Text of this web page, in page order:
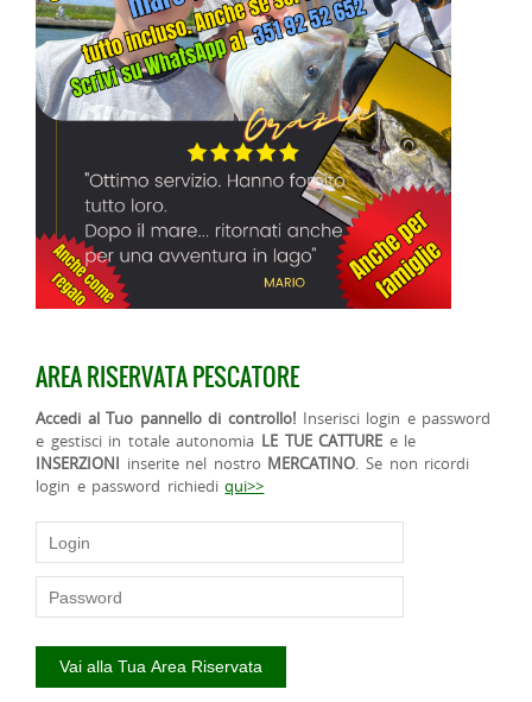
AREA RISERVATA PESCATORE
Accedi al Tuo pannello di controllo! Inserisci login e password
e gestisci in totale autonomia LE TUE CATTURE e le
INSERZIONI inserite nel nostro MERCATINO. Se non ricordi
login e password richiediqui>>